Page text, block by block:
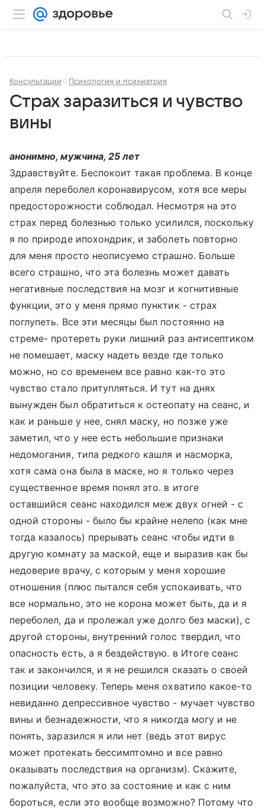
Консультации Психология и психиатрия
Страх заразиться и чувство
вины
анонимно, мужчина, 25 лет
Здравствуйте. Беспокоит такая проблема. В конце
апреля переболел коронавирусом, хотя все меры
предосторожности соблюдал. Несмотря на это
страх перед болезнью только усилился, поскольку
я по природе ипохондрик, и заболеть повторно
для меня просто неописуемо страшно. Больше
всего страшно, что эта болезнь может давать
негативные последствия на мозг и когнитивные
функции, это у меня прямо пунктик - страх
поглупеть. Все эти месяцы был постоянно на
стреме- протереть руки лишний раз антисептиком
не помешает, маску надеть везде где только
можно, но со временем все равно как-то это
чувство стало притупляться. И тут на днях
вынужден был обратиться к остеопату на сеанс, и
как и раньше у нее, снял маску, но позже уже
заметил, что у нее есть небольшие признаки
недомогания, типа редкого кашля и насморка,
хотя сама она была в маске, но я только через
существенное время понял это. в итоге
оставшийся сеанс находился меж двух огней - с
одной стороны - было бы крайне нелепо (как мне
тогда казалось) прерывать сеанс чтобы идти в
другую комнату за маской, еще и выразив как бы
недоверие врачу, с которым у меня хорошие
отношения (плюс пытался себя успокаивать, что
все нормально, это не корона может быть, да и я
переболел, да и пролежал уже долго без маски), с
другой стороны, внутренний голос твердил, что
опасность есть, а я бездействую. в Итоге сеанс
так и закончился, и я не решился сказать о своей
позиции человеку. Теперь меня охватило какое-то
невиданно депрессивное чувство - мучает чувство
вины и безнадежности, что я никогда могу и не
понять, заразился я или нет (ведь этот вирус
может протекать бессимптомно и все равно
оказывать последствия на организм). Скажите,
пожалуйста, что это за состояние и как с ним
бороться, если это вообще возможно? Потому что